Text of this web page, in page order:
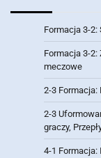
Formacja 3-2:
Formacja 3-2:
meczowe
2-3 Formacja:
2-3
graczy,
4-1 Formacja: